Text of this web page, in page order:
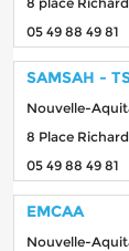
05 49 88 49 81
SAMSAH -
Nouvelle-
8 Place
05 49 88 49 81
EMCAA
Nouvelle-